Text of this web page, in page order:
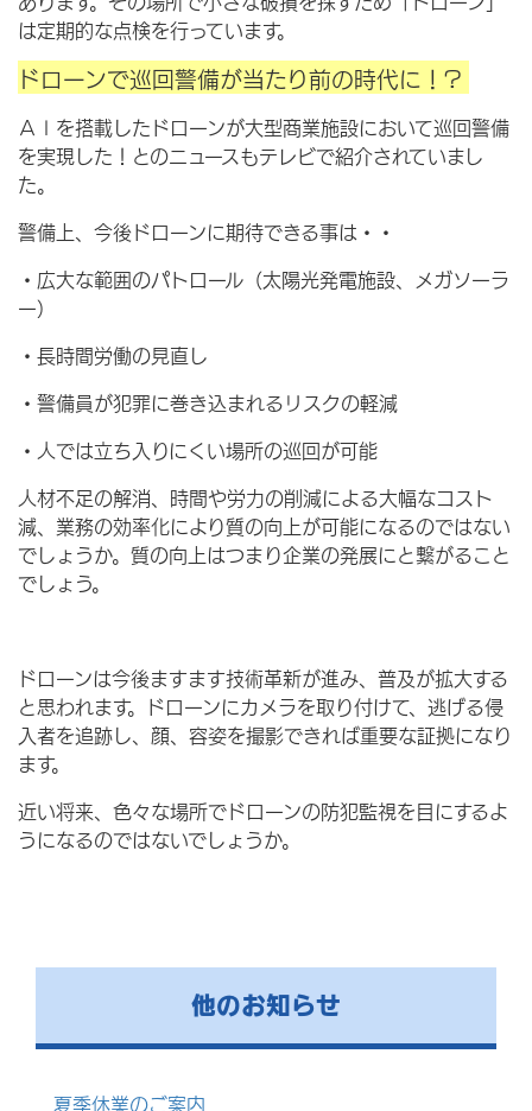
は定期的な点検を行っています。
ドローンで巡回警備が当たり前の時代に！?
ＡＩを搭載したドローンが大型商業施設において巡回警備
を実現した！とのニュースもテレビで紹介されていまし
た。
警備上、今後ドローンに期待できる事は・・
・広大な範囲のパトロール（太陽光発電施設、メガソーラ
ー）
・長時間労働の見直し
・警備員が犯罪に巻き込まれるリスクの軽減
・人では立ち入りにくい場所の巡回が可能
人材不足の解消、時間や労力の削減による大幅なコスト
減、業務の効率化により質の向上が可能になるのではない
でしょうか。質の向上はつまり企業の発展にと繋がること
でしょう。
ドローンは今後ますます技術革新が進み、普及が拡大する
と思われます。ドローンにカメラを取り付けて、逃げる侵
入者を追跡し、顔、容姿を撮影できれば重要な証拠になり
ます。
近い将来、色々な場所でドローンの防犯監視を目にするよ
うになるのではないでしょうか。
他のお知らせ
夏季休業のご案内